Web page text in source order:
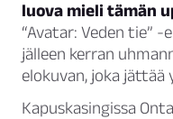
luova mieli tämän
“Avatar: Veden tie” -
jälleen kerran
elokuvan, joka jättää
Kapuskasingissa